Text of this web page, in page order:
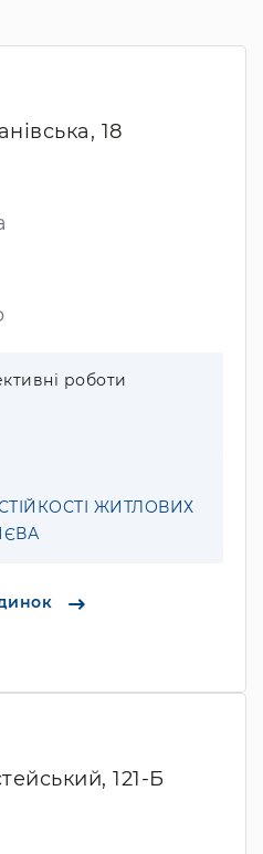
18
роботи
ЖИТЛОВИХ
121-Б